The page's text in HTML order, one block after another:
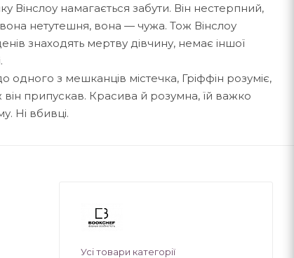
Вінслоу намагається забути. Він нестерпний,
нетутешня, вона — чужа. Тож Вінслоу
знаходять мертву дівчину, немає іншої
з мешканців містечка, Гріффін розуміє,
припускав. Красива й розумна, їй важко
Ні вбивці.
Усі товари категорії